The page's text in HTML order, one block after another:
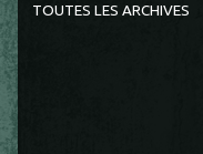
TOUTES LES ARCHIVES